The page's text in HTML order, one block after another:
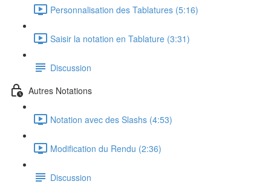
Personnalisation des Tablatures (5:16)
Saisir la notation en Tablature (3:31)
Discussion
Autres Notations
Notation avec des Slashs (4:53)
Modification du Rendu (2:36)
Discussion